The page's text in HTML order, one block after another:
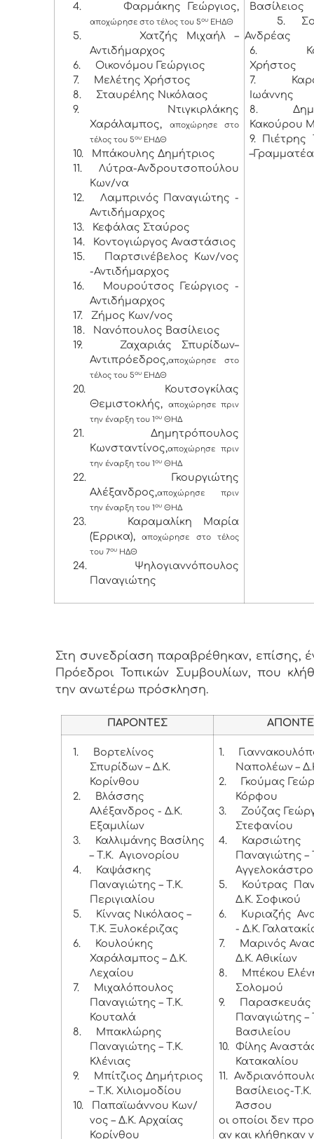
4.
Φαρμάκης Γεώργιος,
αποχώρησε στο τέλος του 5ου ΕΗΔΘ
5.
Χατζής Μιχαήλ –
Αντιδήμαρχος
6.
Οικονόμου Γεώργιος
7.
Μελέτης Χρήστος
8.
Σταυρέλης Νικόλαος
9.
Ντιγκιρλάκης
Χαράλαμπος,
αποχώρησε στο
τέλος του 5ου ΕΗΔΘ
10.
Μπάκουλης Δημήτριος
11.
Λύτρα-Ανδρουτσοπούλου
Κων/να
12.
Λαμπρινός Παναγιώτης -
Αντιδήμαρχος
13.
Κεφάλας Σταύρος
14.
Κοντογιώργος Αναστάσιος
15.
Παρτσινέβελος Κων/νος
-Αντιδήμαρχος
16.
Μουρούτσος Γεώργιος -
Αντιδήμαρχος
17.
Ζήμος Κων/νος
18.
Νανόπουλος Βασίλειος
19.
Ζαχαριάς Σπυρίδων–
Αντιπρόεδρος,αποχώρησε στο
τέλος του 5ου ΕΗΔΘ
20.
Κουτσογκίλας
Θεμιστοκλής,
αποχώρησε πριν
την έναρξη του 1ου ΘΗΔ
21.
Δημητρόπουλος
Κωνσταντίνος,αποχώρησε πριν
την έναρξη του 1ου ΘΗΔ
22.
Γκουργιώτης
Αλέξανδρος,αποχώρησε πριν
την έναρξη του 1ου ΘΗΔ
23.
Καραμαλίκη Μαρία
(Έρρικα),
αποχώρησε στο τέλος
του 7ου ΗΔΘ
24.
Ψηλογιαννόπουλος
Παναγιώτης
Βασίλειος
5.
Ανδρέας
6.
Χρήστος
7.
Ιωάννης
8.
Κακούρου
9. Πιέτρης
Στη συνεδρίαση παραβρέθηκαν, επίσης,
Πρόεδροι Τοπικών Συμβουλίων, που
την ανωτέρω πρόσκληση.
ΠΑΡΟΝΤΕΣ
1.
Βορτελίνος
Σπυρίδων – Δ.Κ.
Κορίνθου
2.
Βλάσσης
Αλέξανδρος - Δ.Κ.
Εξαμιλίων
3.
Καλλιμάνης Βασίλης
– Τ.Κ. Αγιονορίου
4.
Καψάσκης
Παναγιώτης – Τ.Κ.
Περιγιαλίου
5.
Κίννας Νικόλαος –
Τ.Κ. Ξυλοκέριζας
6.
Κουλούκης
Χαράλαμπος – Δ.Κ.
Λεχαίου
7.
Μιχαλόπουλος
Παναγιώτης – Τ.Κ.
Κουταλά
8.
Μπακλώρης
Παναγιώτης – Τ.Κ.
Κλένιας
9.
Μπίτζιος Δημήτριος
– Τ.Κ. Χιλιομοδίου
10.
Παπαϊωάννου Κων/
νος – Δ.Κ. Αρχαίας
Κορίνθου
1.
Ναπολέων –
2.
Γκούμας
Κόρφου
3.
Ζούζας
Στεφανίου
4.
Καρσιώτης
Παναγιώτης –
5.
Κούτρας
Δ.Κ. Σοφικού
6.
Κυριαζής
- Δ.Κ.
7.
Μαρινός
Δ.Κ. Αθικίων
8.
Μπέκου
Σολομού
9.
Παρασκευάς
Παναγιώτης –
Βασιλείου
10.
Φίλης
Κατακαλίου
11.
Βασίλειος-
Άσσου
οι οποίοι δεν
αν και κλήθηκαν